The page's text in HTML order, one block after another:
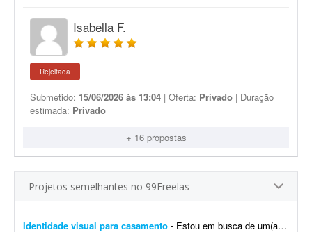
Isabella F.
Rejeitada
Submetido: 15/06/2026 às 13:04 | Oferta: Privado | Duração
estimada: Privado
+ 16 propostas
Projetos semelhantes no 99Freelas
Identidade visual para casamento - Estou em busca de um(a) designer para desenvolver a identidade visual para o meu casamento. O estilo será inspirado no universo medieval/encantado; temos como referência O Senhor dos A...